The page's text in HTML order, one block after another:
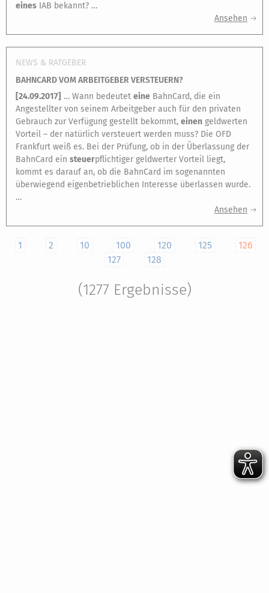
eines IAB bekannt? …
Ansehen
NEWS & RATGEBER
BAHNCARD VOM ARBEITGEBER VERSTEUERN?
[24.09.2017] … Wann bedeutet eine BahnCard, die ein
Angestellter von seinem Arbeitgeber auch für den privaten
Gebrauch zur Verfügung gestellt bekommt, einen geldwerten
Vorteil – der natürlich versteuert werden muss? Die OFD
Frankfurt weiß es. Bei der Prüfung, ob in der Überlassung der
BahnCard ein steuerpflichtiger geldwerter Vorteil liegt,
kommt es darauf an, ob die BahnCard im sogenannten
überwiegend eigenbetrieblichen Interesse überlassen wurde.
…
Ansehen
1 2 10 100 120 125
126
127
128
(1277 Ergebnisse)